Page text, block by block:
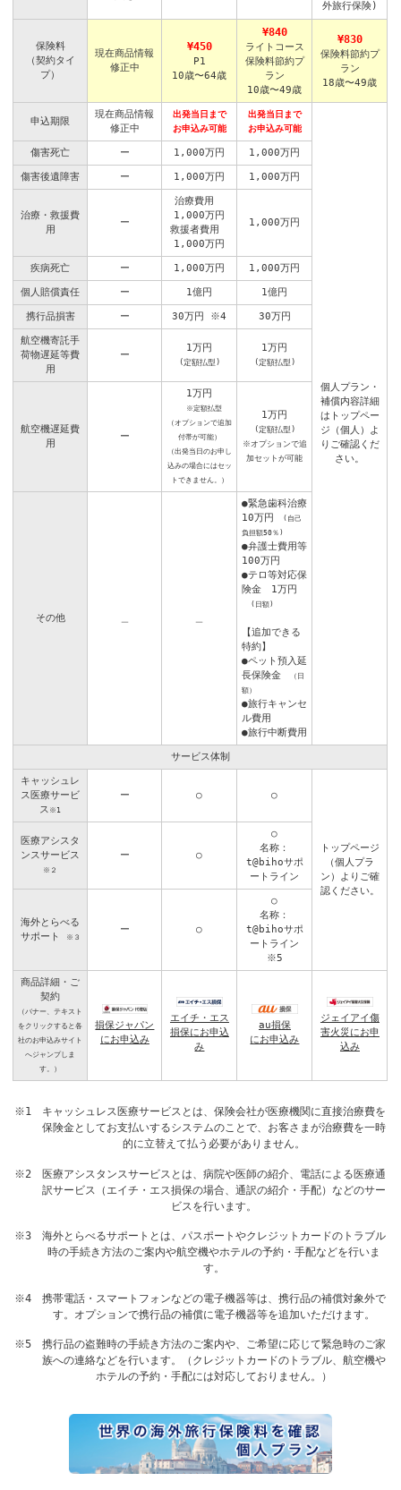
外旅行保険)
保険料
（契約タイ
プ）
現在商品情報
修正中
¥450
P1
10歳〜64歳
¥840
ライトコース
保険料節約プ
ラン
10歳〜49歳
¥830
保険料節約プ
ラン
18歳〜49歳
申込期限
現在商品情報
修正中
出発当日まで
お申込み可能
出発当日まで
お申込み可能
個人プラン・
補償内容詳細
はトップペー
ジ（個人）よ
りご確認くだ
さい。
傷害死亡 ー 1,000万円 1,000万円
傷害後遺障害 ー 1,000万円 1,000万円
治療・救援費
用
ー
治療費用
1,000万円
救援者費用
1,000万円
1,000万円
疾病死亡 ー 1,000万円 1,000万円
個人賠償責任 ー 1億円 1億円
携行品損害 ー 30万円 ※4 30万円
航空機寄託手
荷物遅延等費
用
ー
1万円
(定額払型)
1万円
(定額払型)
航空機遅延費
用
ー
1万円
※定額払型
（オプションで追加
付帯が可能）
（出発当日のお申し
込みの場合にはセッ
トできません。）
1万円
(定額払型)
※オプションで追
加セットが可能
その他
●緊急歯科治療
10万円
(自己
負担額50％)
●弁護士費用等
100万円
●テロ等対応保
険金 1万円
(日額)
【追加できる
特約】
●ペット預入延
長保険金
（日
額）
●旅行キャンセ
ル費用
●旅行中断費用
サービス体制
キャッシュレ
ス医療サービ
ス ※1
ー ○ ○
トップページ
（個人プラ
ン）よりご確
認ください。
医療アシスタ
ンスサービス
※２
ー ○
○
名称：
t@bihoサポ
ートライン
海外とらべる
サポート
※３
ー ○
○
名称：
t@bihoサポ
ートライン
※5
商品詳細・ご
契約
（バナー、テキスト
をクリックすると各
社のお申込みサイト
へジャンプしま
す。）
損保ジャパン
にお申込み
エイチ・エス
損保にお申込
み
au損保
にお申込み
ジェイアイ傷
害火災にお申
込み
※1 キャッシュレス医療サービスとは、保険会社が医療機関に直接治療費を
保険金としてお支払いするシステムのことで、お客さまが治療費を一時
的に立替えて払う必要がありません。
※2 医療アシスタンスサービスとは、病院や医師の紹介、電話による医療通
訳サービス（エイチ・エス損保の場合、通訳の紹介・手配）などのサー
ビスを行います。
※3 海外とらべるサポートとは、パスポートやクレジットカードのトラブル
時の手続き方法のご案内や航空機やホテルの予約・手配などを行いま
す。
※4 携帯電話・スマートフォンなどの電子機器等は、携行品の補償対象外で
す。オプションで携行品の補償に電子機器等を追加いただけます。
※5 携行品の盗難時の手続き方法のご案内や、ご希望に応じて緊急時のご家
族への連絡などを行います。（クレジットカードのトラブル、航空機や
ホテルの予約・手配には対応しておりません。）